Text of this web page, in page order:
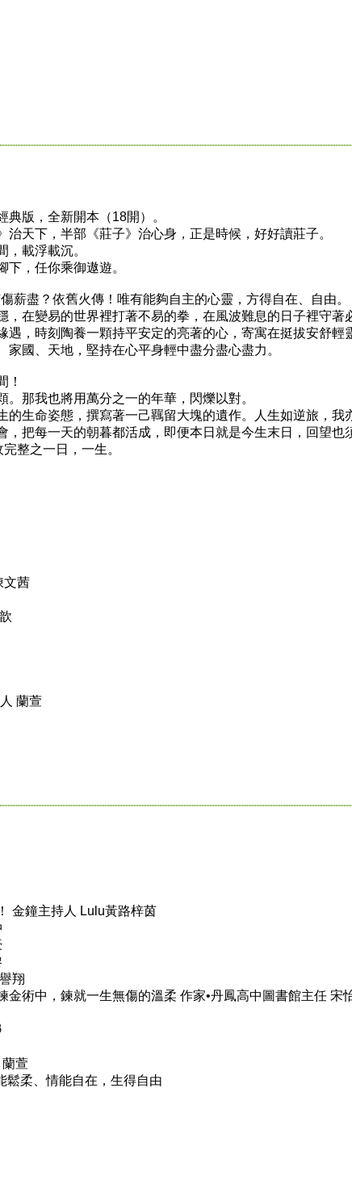
版，全新開本（18開）。
天下，半部《莊子》治心身，正是時候，好好讀莊子。
，載浮載沉。
，任你乘御遨遊。
薪盡？依舊火傳！唯有能夠自主的心靈，方得自在、自由。
，在變易的世界裡打著不易的拳，在風波難息的日子裡守著
遇，時刻陶養一顆持平安定的亮著的心，寄寓在挺拔安舒輕
國、天地，堅持在心平身輕中盡分盡心盡力。
！
那我也將用萬分之一的年華，閃爍以對。
的生命姿態，撰寫著一己羈留大塊的遺作。人生如逆旅，我
，把每一天的朝暮都活成，即便本日就是今生末日，回望也
整之一日，一生。
文茜
蘭萱
金鐘主持人 Lulu黃路梓茵
翔
金術中，鍊就一生無傷的溫柔 作家•丹鳳高中圖書館主任 宋
萱
鬆柔、情能自在，生得自由